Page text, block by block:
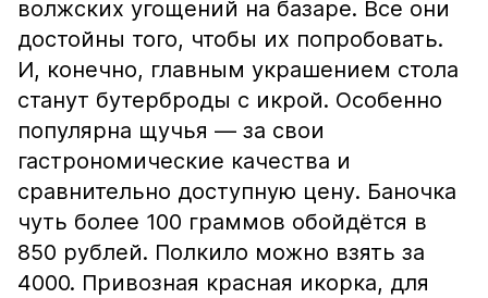
волжских угощений на базаре. Все они
достойны того, чтобы их попробовать.
И, конечно, главным украшением стола
станут бутерброды с икрой. Особенно
популярна щучья — за свои
гастрономические качества и
сравнительно доступную цену. Баночка
чуть более 100 граммов обойдётся в
850 рублей. Полкило можно взять за
4000. Привозная красная икорка, для